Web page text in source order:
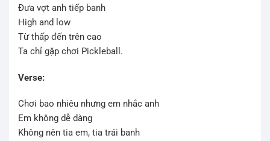
Đưa vợt anh tiếp banh
High and low
Từ thấp đến trên cao
Ta chỉ gặp chơi Pickleball.
Verse:
Chơi bao nhiêu nhưng em nhắc anh
Em không dễ dàng
Không nên tia em, tia trái banh